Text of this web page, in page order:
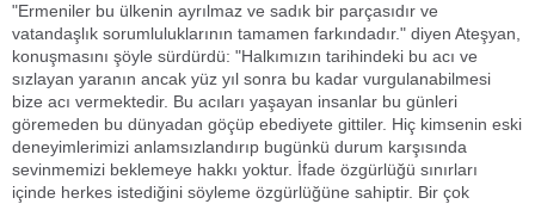
"Ermeniler bu ülkenin ayrılmaz ve sadık bir parçasıdır ve
vatandaşlık sorumluluklarının tamamen farkındadır." diyen Ateşyan,
konuşmasını şöyle sürdürdü: "Halkımızın tarihindeki bu acı ve
sızlayan yaranın ancak yüz yıl sonra bu kadar vurgulanabilmesi
bize acı vermektedir. Bu acıları yaşayan insanlar bu günleri
göremeden bu dünyadan göçüp ebediyete gittiler. Hiç kimsenin eski
deneyimlerimizi anlamsızlandırıp bugünkü durum karşısında
sevinmemizi beklemeye hakkı yoktur. İfade özgürlüğü sınırları
içinde herkes istediğini söyleme özgürlüğüne sahiptir. Bir çok